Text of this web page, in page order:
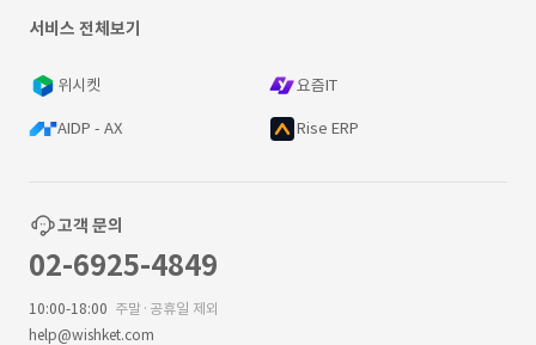
서비스 전체보기
위시켓 요즘IT
AIDP - AX Rise ERP
고객 문의
02-6925-4849
10:00-18:00 주말·공휴일 제외
help@wishket.com